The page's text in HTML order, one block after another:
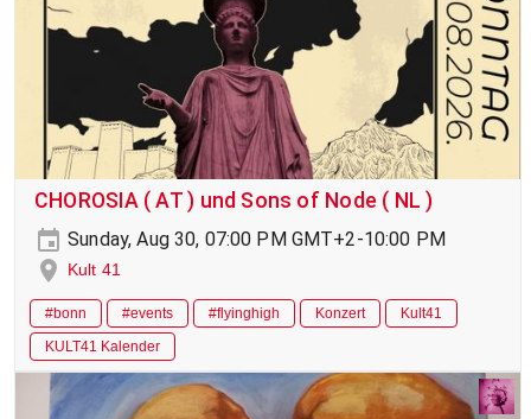
CHOROSIA ( AT ) und Sons of Node ( NL )
Sunday, Aug 30, 07:00 PM GMT+2-10:00 PM
Kult 41
#bonn #events #flyinghigh Konzert
Kult41
KULT41 Kalender